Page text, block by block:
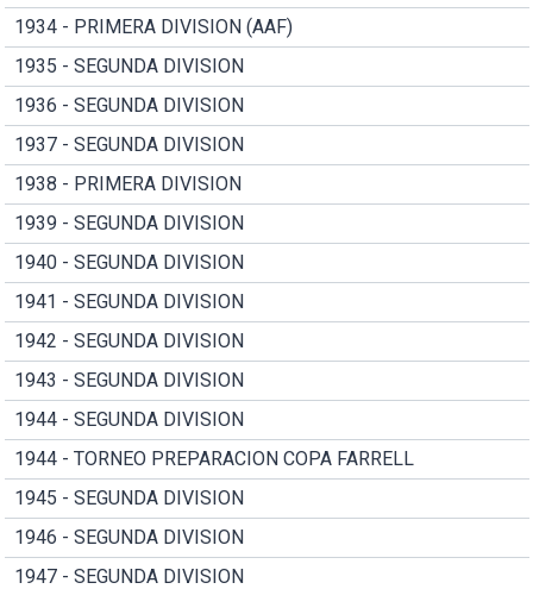
1934 - PRIMERA DIVISION (AAF)
1935 - SEGUNDA DIVISION
1936 - SEGUNDA DIVISION
1937 - SEGUNDA DIVISION
1938 - PRIMERA DIVISION
1939 - SEGUNDA DIVISION
1940 - SEGUNDA DIVISION
1941 - SEGUNDA DIVISION
1942 - SEGUNDA DIVISION
1943 - SEGUNDA DIVISION
1944 - SEGUNDA DIVISION
1944 - TORNEO PREPARACION COPA FARRELL
1945 - SEGUNDA DIVISION
1946 - SEGUNDA DIVISION
1947 - SEGUNDA DIVISION